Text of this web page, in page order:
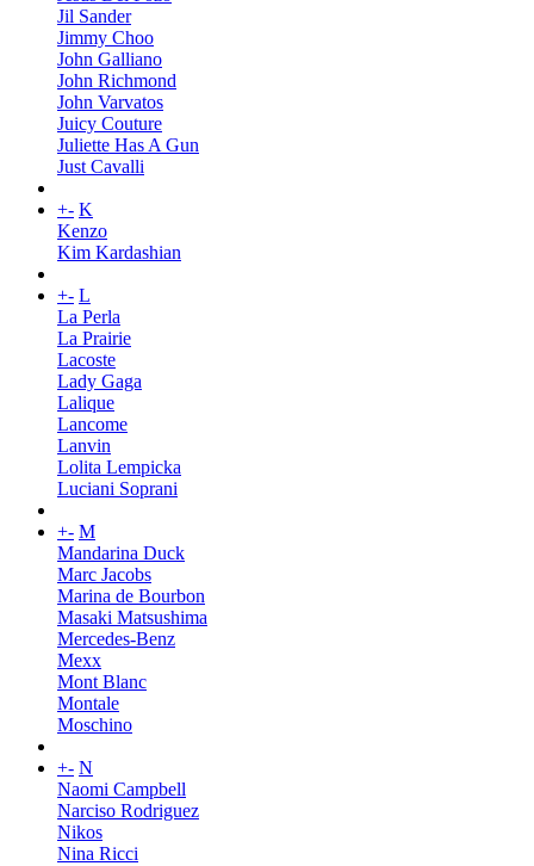
Jil Sander
Jimmy Choo
John Galliano
John Richmond
John Varvatos
Juicy Couture
Juliette Has A Gun
Just Cavalli
+- K
Kenzo
Kim Kardashian
+- L
La Perla
La Prairie
Lacoste
Lady Gaga
Lalique
Lancome
Lanvin
Lolita Lempicka
Luciani Soprani
+- M
Mandarina Duck
Marc Jacobs
Marina de Bourbon
Masaki Matsushima
Mercedes-Benz
Mexx
Mont Blanc
Montale
Moschino
+- N
Naomi Campbell
Narciso Rodriguez
Nikos
Nina Ricci